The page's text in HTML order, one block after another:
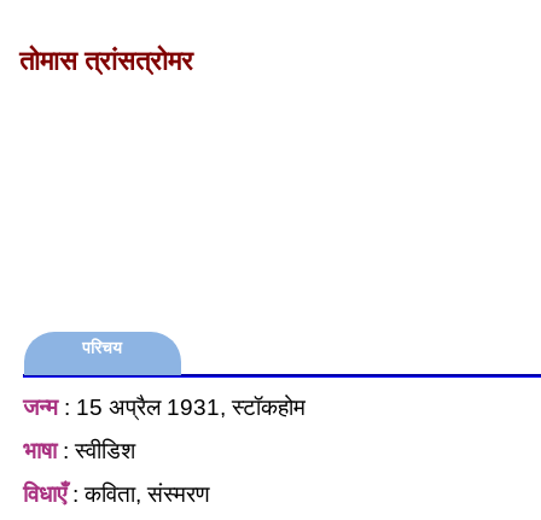
तोमास त्रांसत्रोमर
परिचय
जन्म: 15 अप्रैल 1931, स्टॉकहोम
भाषा: स्वीडिश
विधाएँ: कविता, संस्मरण